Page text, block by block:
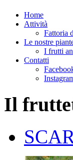
Home
Attività
Fattoria
Le nostre
I frutti
Contatti
Il